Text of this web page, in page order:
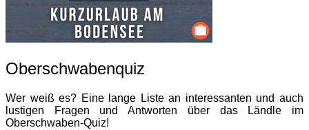
Oberschwabenquiz
Wer weiß es? Eine lange Liste an interessanten und auch
lustigen Fragen und Antworten über das Ländle im
Oberschwaben-Quiz!